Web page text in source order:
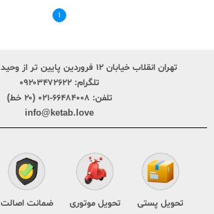
۱
تهران انقلاب خیابان ۱۲ فروردین پایین تر از وحید نظری پلاک ۲۴۹
تلگرام: ۰۹۲۰۳۴۷۲۶۲۲
تلفن: ۶۶۴۸۴۰۰۸-۰۲۱ (۲۰ خط)
info@ketab.love
تحویل پستی تحویل موتوری ضمانت اصالت